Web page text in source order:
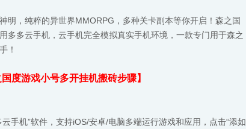
明，纯粹的异世界MMORPG，多种关卡副本等你开启！森之国
多多云手机，云手机完全模拟真实手机环境，一款专门用于森之
！
国度游戏小号多开挂机搬砖步骤】
手机”软件，支持iOS/安卓/电脑多端运行游戏和应用，点击“添如